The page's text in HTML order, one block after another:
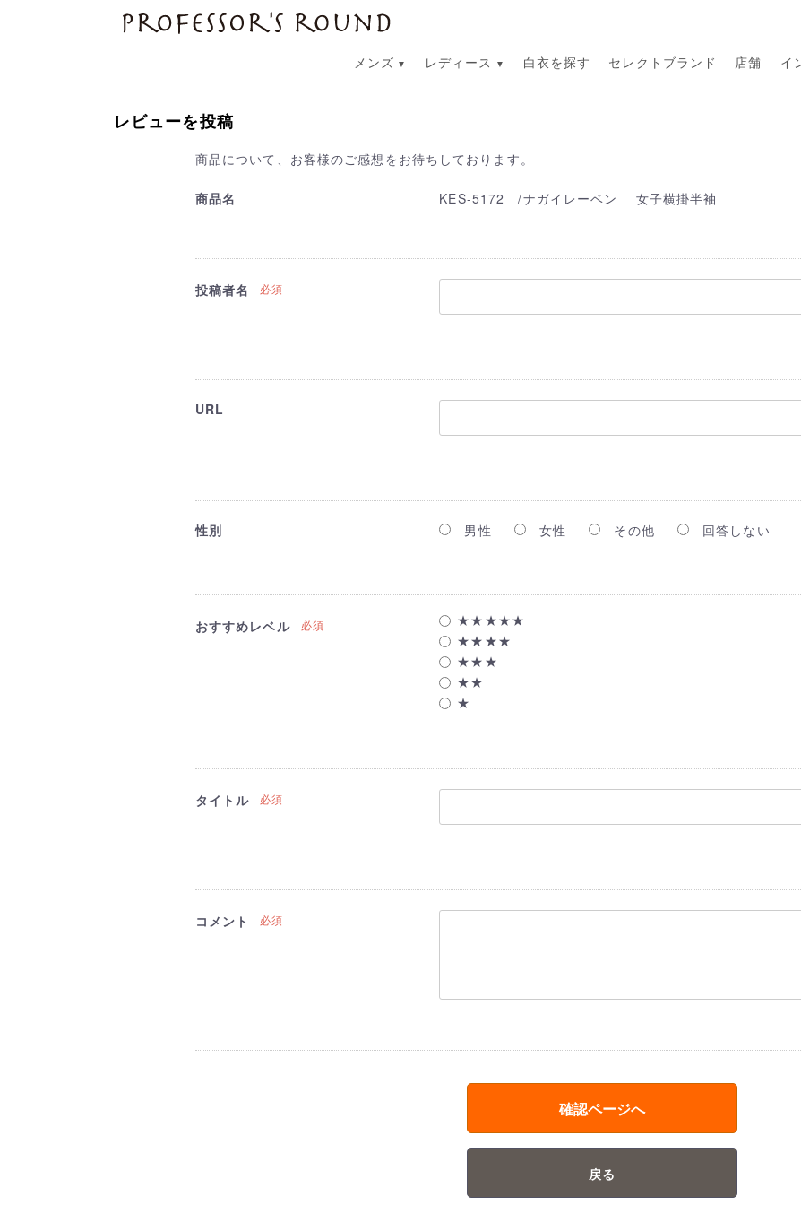
プロフェッサーズラウンド
メンズ レディース 白衣を探す セレクトブランド 店舗 イ
レビューを投稿
商品について、お客様のご感想をお待ちしております。
商品名 KES-5172 /ナガイレーベン 女子横掛半袖
投稿者名 必須
URL
性別 男性 女性 その他 回答しない
おすすめレベル 必須
★★★★★
★★★★
★★★
★★
★
タイトル 必須
コメント 必須
確認ページへ
戻る